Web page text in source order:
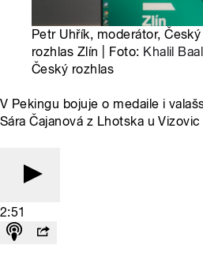
Petr Uhřík, moderátor, Český
rozhlas Zlín | Foto: Khalil
Český rozhlas
V Pekingu bojuje o medaile i
Sára Čajanová z Lhotska u Vizovic
2:51